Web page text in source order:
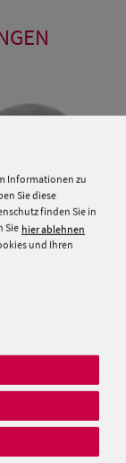
Informationen zu
Sie diese
finden Sie in
Sie hier ablehnen
und Ihren